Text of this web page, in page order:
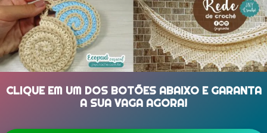
CLIQUE EM UM DOS BOTÕES ABAIXO E GARANTA
A SUA VAGA AGORA!